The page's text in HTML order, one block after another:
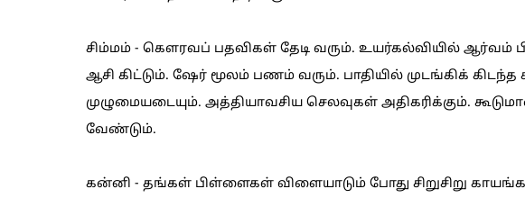
சிம்மம் - கௌரவப் பதவிகள் தேடி வரும். உயர்கல்வியில் ஆர்வம்
ஆசி கிட்டும். ஷேர் மூலம் பணம் வரும். பாதியில் முடங்கிக் கிடந்த
முழுமையடையும். அத்தியாவசிய செலவுகள் அதிகரிக்கும்.
வேண்டும்.
கன்னி - தங்கள் பிள்ளைகள் விளையாடும் போது சிறுசிறு